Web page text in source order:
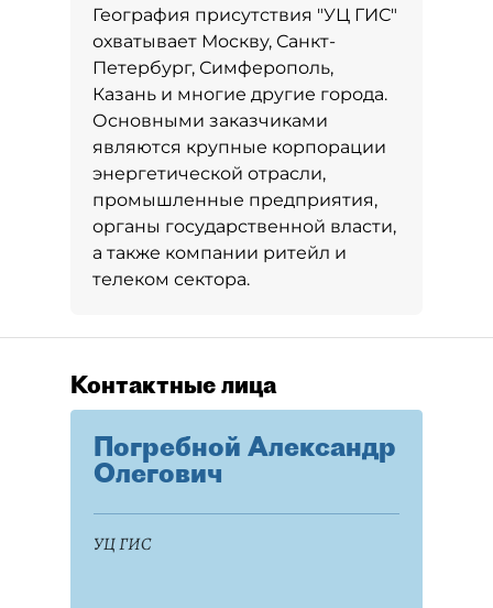
География присутствия "УЦ ГИС"
охватывает Москву, Санкт-
Петербург, Симферополь,
Казань и многие другие города.
Основными заказчиками
являются крупные корпорации
энергетической отрасли,
промышленные предприятия,
органы государственной власти,
а также компании ритейл и
телеком сектора.
Контактные лица
Погребной Александр
Олегович
УЦ ГИС